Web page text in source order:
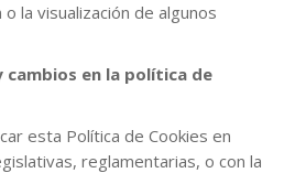
la visualización de algunos
cambios en la política de
esta Política de Cookies en
reglamentarias, o con la